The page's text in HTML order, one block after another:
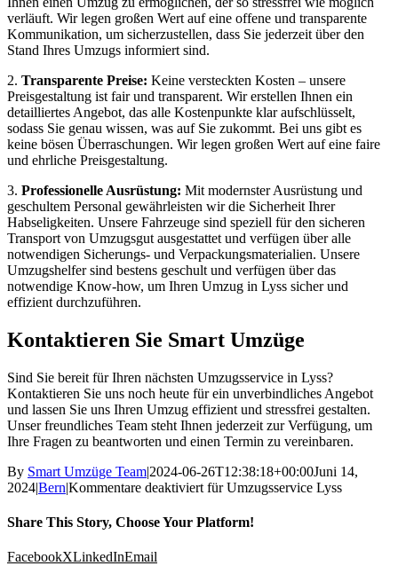
verläuft. Wir legen großen Wert auf eine offene und transparente
Kommunikation, um sicherzustellen, dass Sie jederzeit über den
Stand Ihres Umzugs informiert sind.
2. Transparente Preise: Keine versteckten Kosten – unsere
Preisgestaltung ist fair und transparent. Wir erstellen Ihnen ein
detailliertes Angebot, das alle Kostenpunkte klar aufschlüsselt,
sodass Sie genau wissen, was auf Sie zukommt. Bei uns gibt es
keine bösen Überraschungen. Wir legen großen Wert auf eine faire
und ehrliche Preisgestaltung.
3. Professionelle Ausrüstung: Mit modernster Ausrüstung und
geschultem Personal gewährleisten wir die Sicherheit Ihrer
Habseligkeiten. Unsere Fahrzeuge sind speziell für den sicheren
Transport von Umzugsgut ausgestattet und verfügen über alle
notwendigen Sicherungs- und Verpackungsmaterialien. Unsere
Umzugshelfer sind bestens geschult und verfügen über das
notwendige Know-how, um Ihren Umzug in Lyss sicher und
effizient durchzuführen.
Kontaktieren Sie Smart Umzüge
Sind Sie bereit für Ihren nächsten Umzugsservice in Lyss?
Kontaktieren Sie uns noch heute für ein unverbindliches Angebot
und lassen Sie uns Ihren Umzug effizient und stressfrei gestalten.
Unser freundliches Team steht Ihnen jederzeit zur Verfügung, um
Ihre Fragen zu beantworten und einen Termin zu vereinbaren.
By Smart Umzüge Team|2024-06-26T12:38:18+00:00Juni 14,
2024|Bern|Kommentare deaktiviert für Umzugsservice Lyss
Share This Story, Choose Your Platform!
FacebookXLinkedInEmail